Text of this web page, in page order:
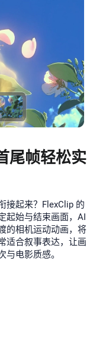
尾帧轻松实
接起来？FlexClip 的
起始与结束画面，AI
的相机运动动画，将
适合叙事表达，让画
电影质感。